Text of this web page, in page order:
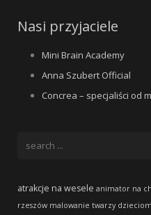
Nasi przyjaciele
Mini Brain Academy
Anna Szubert Official
Concrea – specjaliści od
atrakcje na wesele animator na
rzeszów malowanie twarzy dzieciom